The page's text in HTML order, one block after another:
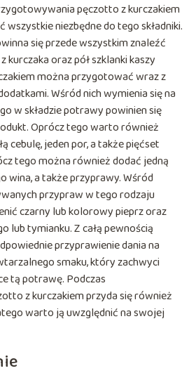
pęczotto z kurczakiem
niezbędne do tego składniki.
się przede wszystkim znaleźć
kurczaka oraz pół szklanki kaszy
można przygotować wraz z
Wśród nich wymienia się na
w składzie potrawy powinien się
Oprócz tego warto również
cebulę, jeden por, a także pięćset
tego można również dodać jedną
wina, a także przyprawy. Wśród
przypraw w tego rodzaju
czarny lub kolorowy pieprz oraz
lub tymianku. Z całą pewnością
przyprawienie dania na
smaku, który zachwyci
tą potrawę. Podczas
z kurczakiem przyda się również
warto ją uwzględnić na swojej